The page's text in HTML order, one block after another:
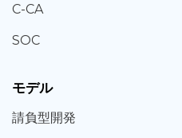
C-CA
SOC
モデル
請負型開発